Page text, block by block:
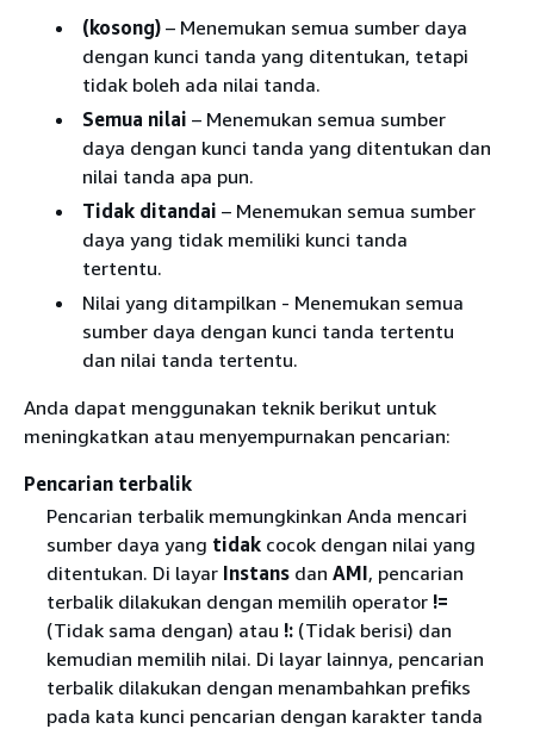
(kosong)– Menemukan semua sumber daya
dengan kunci tanda yang ditentukan, tetapi
tidak boleh ada nilai tanda.
Semua nilai – Menemukan semua sumber
daya dengan kunci tanda yang ditentukan dan
nilai tanda apa pun.
Tidak ditandai – Menemukan semua sumber
daya yang tidak memiliki kunci tanda
tertentu.
Nilai yang ditampilkan - Menemukan semua
sumber daya dengan kunci tanda tertentu
dan nilai tanda tertentu.
Anda dapat menggunakan teknik berikut untuk
meningkatkan atau menyempurnakan pencarian:
Pencarian terbalik
Pencarian terbalik memungkinkan Anda mencari
sumber daya yang tidakcocok dengan nilai yang
ditentukan. Di layar Instansdan AMI, pencarian
terbalik dilakukan dengan memilih operator !=
(Tidak sama dengan) atau !:(Tidak berisi) dan
kemudian memilih nilai. Di layar lainnya, pencarian
terbalik dilakukan dengan menambahkan prefiks
pada kata kunci pencarian dengan karakter tanda